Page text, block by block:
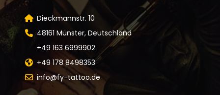
Dieckmannstr. 10
48161 Münster, Deutschland
+49 163 6999902
+49 178 8498353
info@fy-tattoo.de